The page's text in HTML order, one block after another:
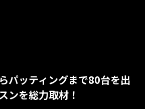
パッティングまで80台を出
ンを総力取材！